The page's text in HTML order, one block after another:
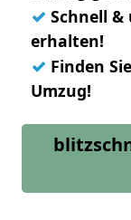
✓ Schnell
erhalten!
✓ Finden
Umzug!